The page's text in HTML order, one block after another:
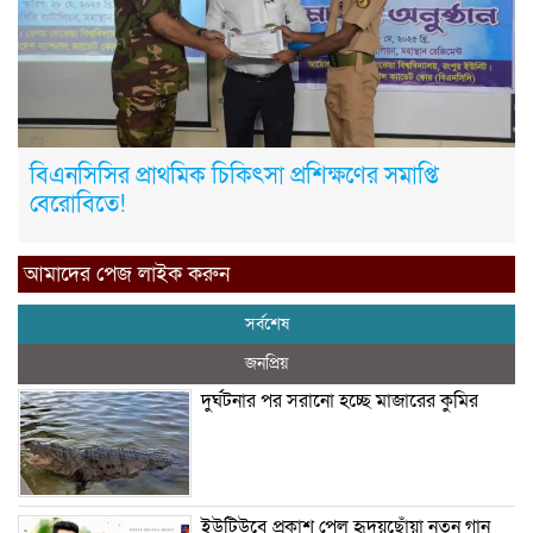
বিএনসিসির প্রাথমিক চিকিৎসা প্রশিক্ষণের সমাপ্তি
বেরোবিতে!
আমাদের পেজ লাইক করুন
সর্বশেষ
জনপ্রিয়
দুর্ঘটনার পর সরানো হচ্ছে মাজারের কুমির
ইউটিউবে প্রকাশ পেল হৃদয়ছোঁয়া নতুন গান